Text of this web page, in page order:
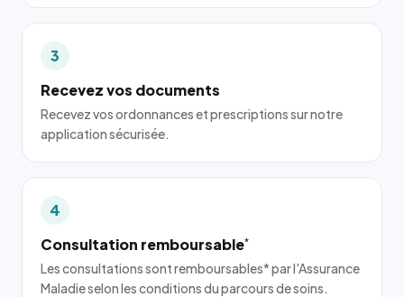
3
Recevez vos documents
Recevez vos ordonnances et prescriptions sur notre
application sécurisée.
4
Consultation remboursable*
Les consultations sont remboursables* par l'Assurance
Maladie selon les conditions du parcours de soins.